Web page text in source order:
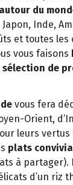
du
Japon, Inde,
et toutes les
vous faisons
de
vous fera
Orient,
leurs
plats
à partager).
d’un riz